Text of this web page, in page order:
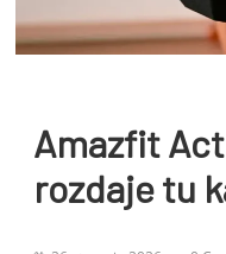
Amazfit
rozdaje tu